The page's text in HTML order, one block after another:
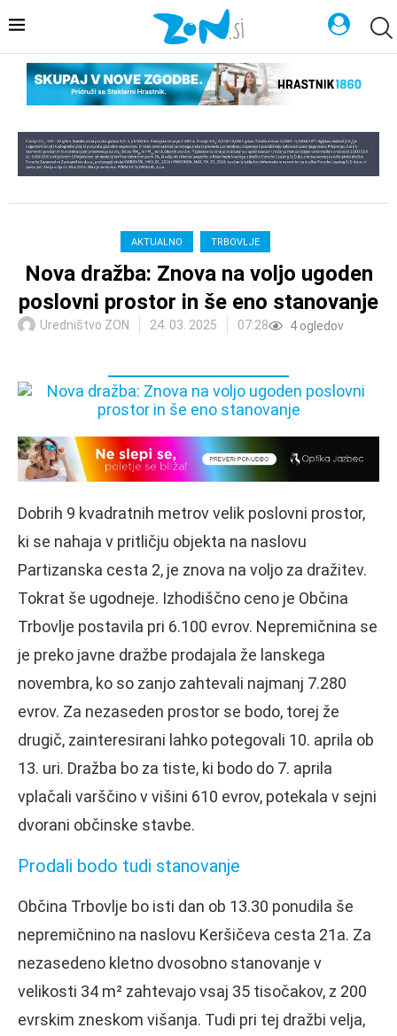
AKTUALNO TRBOVLJE
Nova dražba: Znova na voljo ugoden
poslovni prostor in še eno stanovanje
Uredništvo ZON 24. 03. 2025 07:28 4 ogledov
Dobrih 9 kvadratnih metrov velik poslovni prostor,
ki se nahaja v pritličju objekta na naslovu
Partizanska cesta 2, je znova na voljo za dražitev.
Tokrat še ugodneje. Izhodiščno ceno je Občina
Trbovlje postavila pri 6.100 evrov. Nepremičnina se
je preko javne dražbe prodajala že lanskega
novembra, ko so zanjo zahtevali najmanj 7.280
evrov. Za nezaseden prostor se bodo, torej že
drugič, zainteresirani lahko potegovali 10. aprila ob
13. uri. Dražba bo za tiste, ki bodo do 7. aprila
vplačali varščino v višini 610 evrov, potekala v sejni
dvorani občinske stavbe.
Prodali bodo tudi stanovanje
Občina Trbovlje bo isti dan ob 13.30 ponudila še
nepremičnino na naslovu Keršičeva cesta 21a. Za
nezasedeno kletno dvosobno stanovanje v
velikosti 34 m² zahtevajo vsaj 35 tisočakov, z 200
evrskim zneskom višanja. Tudi pri tej dražbi velja,